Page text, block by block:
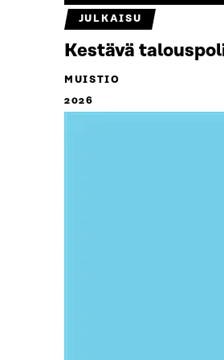
JULKAISU
Kestävä
MUISTIO
2026